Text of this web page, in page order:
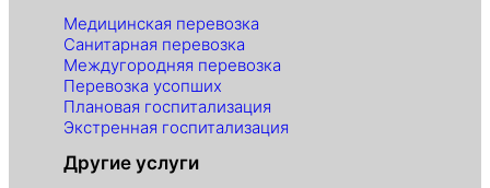
Медицинская перевозка
Санитарная перевозка
Междугородняя перевозка
Перевозка усопших
Плановая госпитализация
Экстренная госпитализация
Другие услуги